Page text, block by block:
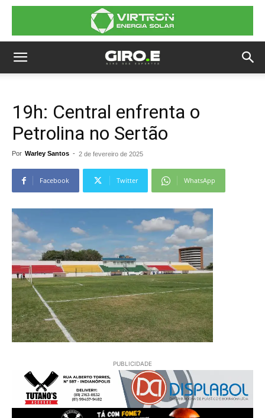
19h: Central enfrenta o
Petrolina no Sertão
Por Warley Santos - 2 de fevereiro de 2025
Facebook Twitter WhatsApp
PUBLICIDADE